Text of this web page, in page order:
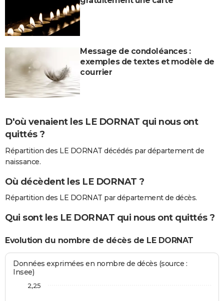
Message de condoléances :
exemples de textes et modèle de
courrier
D'où venaient les LE DORNAT qui nous ont
quittés ?
Répartition des LE DORNAT décédés par département de
naissance.
Où décèdent les LE DORNAT ?
Répartition des LE DORNAT par département de décès.
Qui sont les LE DORNAT qui nous ont quittés ?
Evolution du nombre de décès de LE DORNAT
Données exprimées en nombre de décès (source :
Insee)
2,25